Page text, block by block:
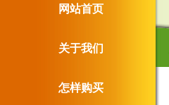
网站首页
关于我们
怎样购买